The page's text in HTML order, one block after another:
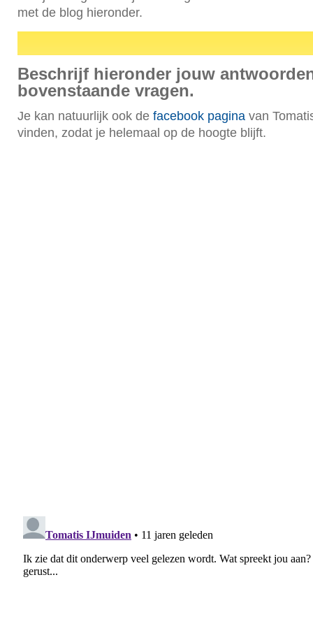
met de blog hieronder.
Beschrijf hieronder jouw
bovenstaande vragen.
Je kan natuurlijk ook de facebook pagina van
vinden, zodat je helemaal op de hoogte blijft.